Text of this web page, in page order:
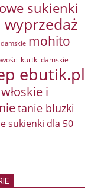
sukienki
mohito
kurtki damskie
ebutik.pl
i
tanie bluzki
sukienki dla 50